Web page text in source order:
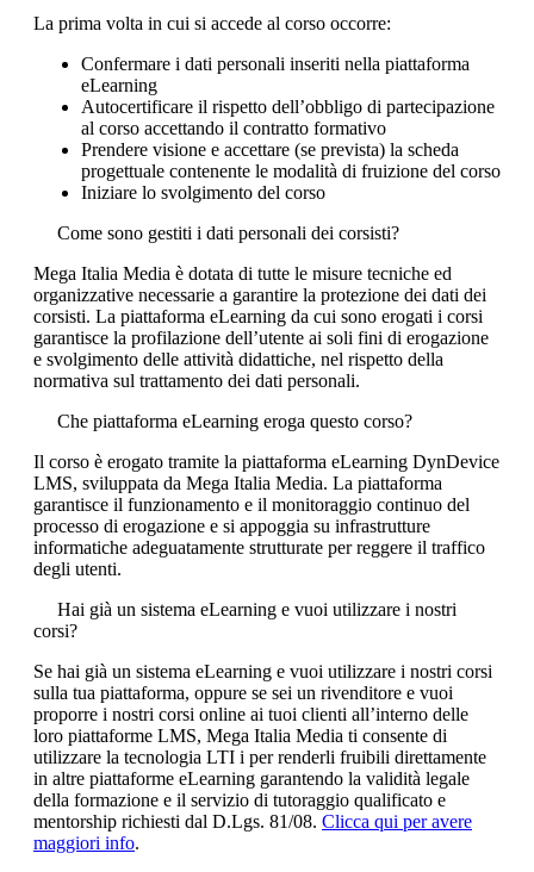
La prima volta in cui si accede al corso occorre:
Confermare i dati personali inseriti nella piattaforma
eLearning
Autocertificare il rispetto dell’obbligo di partecipazione
al corso accettando il contratto formativo
Prendere visione e accettare (se prevista) la scheda
progettuale contenente le modalità di fruizione del corso
Iniziare lo svolgimento del corso
Come sono gestiti i dati personali dei corsisti?
Mega Italia Media è dotata di tutte le misure tecniche ed
organizzative necessarie a garantire la protezione dei dati dei
corsisti. La piattaforma eLearning da cui sono erogati i corsi
garantisce la profilazione dell’utente ai soli fini di erogazione
e svolgimento delle attività didattiche, nel rispetto della
normativa sul trattamento dei dati personali.
Che piattaforma eLearning eroga questo corso?
Il corso è erogato tramite la piattaforma eLearning DynDevice
LMS, sviluppata da Mega Italia Media. La piattaforma
garantisce il funzionamento e il monitoraggio continuo del
processo di erogazione e si appoggia su infrastrutture
informatiche adeguatamente strutturate per reggere il traffico
degli utenti.
Hai già un sistema eLearning e vuoi utilizzare i nostri
corsi?
Se hai già un sistema eLearning e vuoi utilizzare i nostri corsi
sulla tua piattaforma, oppure se sei un rivenditore e vuoi
proporre i nostri corsi online ai tuoi clienti all’interno delle
loro piattaforme LMS, Mega Italia Media ti consente di
utilizzare la tecnologia LTI i per renderli fruibili direttamente
in altre piattaforme eLearning garantendo la validità legale
della formazione e il servizio di tutoraggio qualificato e
mentorship richiesti dal D.Lgs. 81/08. Clicca qui per avere
maggiori info.